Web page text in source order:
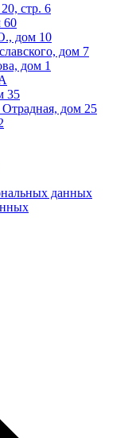
стр. 6
60
дом 10
дом 7
дом 1
35
дом 25
данных